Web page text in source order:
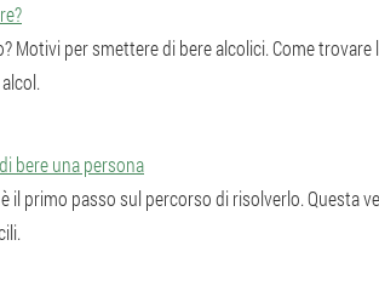
Motivi per smettere di bere alcolici. Come
bere una persona
il primo passo sul percorso di risolverlo. Questa